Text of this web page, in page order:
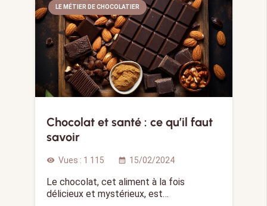
LE MÉTIER DE CHOCOLATIER
Chocolat et santé : ce qu’il faut
savoir
visibility Vues : 1 115 calendar_month 15/02/2024
Le chocolat, cet aliment à la fois
délicieux et mystérieux, est…